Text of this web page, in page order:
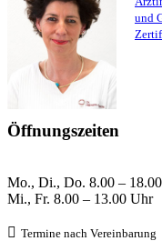
und
Öffnungszeiten
Mo., Di., Do. 8.00 –
Mi., Fr. 8.00 – 13.00 Uhr
 Termine nach Vereinbarung